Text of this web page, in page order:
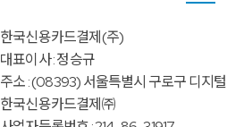
한국신용카드결제(주)
대표이사 : 정승규
주소 : (08393) 서울특별시 구로구 디지
한국신용카드결제㈜